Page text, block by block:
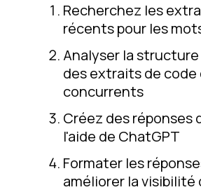
Recherchez les
récents pour les
Analyser la
des extraits de code
concurrents
Créez des réponses
l'aide de ChatGPT
Formater les
améliorer la